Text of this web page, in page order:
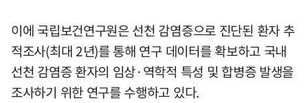
이에 국립보건연구원은 선천 감염증으로 진단된 환자 추
적조사(최대 2년)를 통해 연구 데이터를 확보하고 국내
선천 감염증 환자의 임상·역학적 특성 및 합병증 발생을
조사하기 위한 연구를 수행하고 있다.